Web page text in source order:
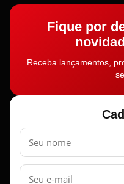
Fique por
Receba lançamentos,
Nome
E-
mail